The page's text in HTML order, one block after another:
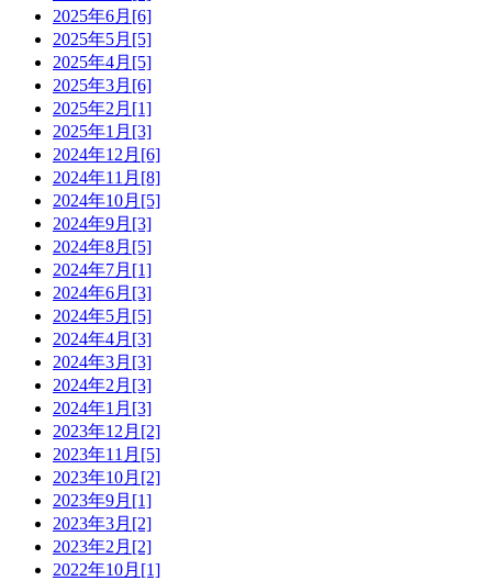
2025年6月[6]
2025年5月[5]
2025年4月[5]
2025年3月[6]
2025年2月[1]
2025年1月[3]
2024年12月[6]
2024年11月[8]
2024年10月[5]
2024年9月[3]
2024年8月[5]
2024年7月[1]
2024年6月[3]
2024年5月[5]
2024年4月[3]
2024年3月[3]
2024年2月[3]
2024年1月[3]
2023年12月[2]
2023年11月[5]
2023年10月[2]
2023年9月[1]
2023年3月[2]
2023年2月[2]
2022年10月[1]